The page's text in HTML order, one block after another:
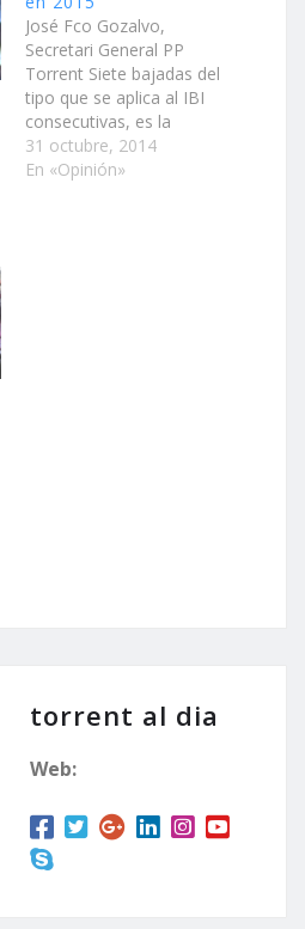
José Fco Gozalvo,
Secretari General PP
Torrent Siete bajadas del
tipo que se aplica al IBI
consecutivas, es la
política del Partido
Popular en nuestra
31 octubre, 2014
En «Opinión»
torrent al dia
Web: